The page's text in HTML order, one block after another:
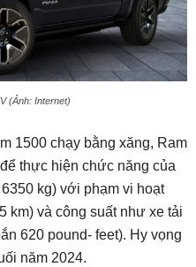
(Ảnh: Internet)
1500 chạy bằng xăng, Ram
thực hiện chức năng của
kg) với phạm vi hoạt
km) và công suất như xe tải
620 pound- feet). Hy vọng
năm 2024.